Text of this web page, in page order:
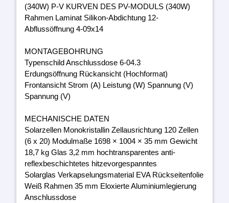
(340W) P-V KURVEN DES PV-MODULS (340W)
Rahmen Laminat Silikon-Abdichtung 12-
Abflussöffnung 4-09x14
MONTAGEBOHRUNG
Typenschild Anschlussdose 6-04.3
Erdungsöffnung Rückansicht (Hochformat)
Frontansicht Strom (A) Leistung (W) Spannung (V)
Spannung (V)
MECHANISCHE DATEN
Solarzellen Monokristallin Zellausrichtung 120 Zellen
(6 x 20) Modulmaße 1698 × 1004 × 35 mm Gewicht
18,7 kg Glas 3,2 mm hochtransparentes anti-
reflexbeschichtetes hitzevorgespanntes
Solarglas Verkapselungsmaterial EVA Rückseitenfolie
Weiß Rahmen 35 mm Eloxierte Aluminiumlegierung
Anschlussdose